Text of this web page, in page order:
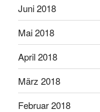
Juni 2018
Mai 2018
April 2018
März 2018
Februar 2018